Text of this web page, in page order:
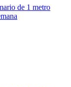
de 1 metro